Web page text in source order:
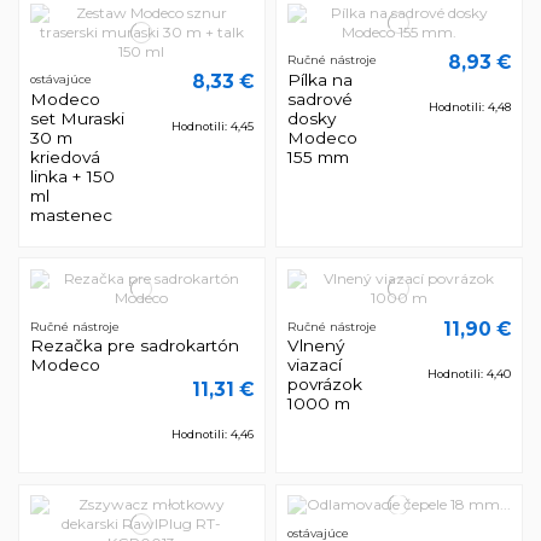
ostávajúce
Modeco
set Muraski
30 m
kriedová
linka + 150
ml
mastenec
8,33 €
Hodnotili: 4,45
Ručné nástroje
Pílka na
sadrové
dosky
Modeco
155 mm
8,93 €
Hodnotili: 4,48
Ručné nástroje
Rezačka pre sadrokartón
Modeco
11,31 €
Hodnotili: 4,46
Ručné nástroje
Vlnený
viazací
povrázok
1000 m
11,90 €
Hodnotili: 4,40
ostávajúce